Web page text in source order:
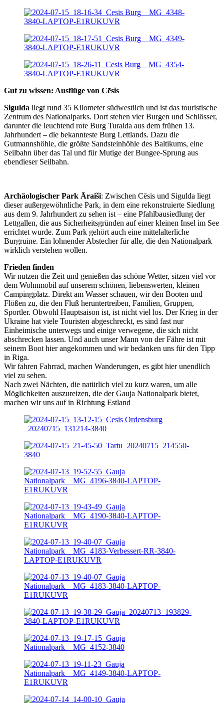
Gut zu wissen: Ausflüge von Cēsis
Sigulda liegt rund 35 Kilometer südwestlich und ist das touristische
Zentrum des Nationalparks. Dort stehen vier Burgen und Schlösser,
darunter die leuchtend rote Burg Turaida aus dem frühen 13.
Jahrhundert – die bekannteste Burg Lettlands. Dazu die
Gutmannshöhle, die größte Sandsteinhöhle des Baltikums, eine
Seilbahn über das Tal und für Mutige der Bungee-Sprung aus
ebendieser Seilbahn.
Archäologischer Park Āraiši: Zwischen Cēsis und Sigulda liegt
dieser außergewöhnliche Park, in dem eine rekonstruierte Siedlung
aus dem 9. Jahrhundert zu sehen ist – eine Pfahlbausiedlung der
Lettgallen, die aus Sicherheitsgründen auf einer kleinen Insel im See
errichtet wurde. Zum Park gehört auch eine mittelalterliche
Burgruine. Ein lohnender Abstecher für alle, die den Nationalpark
wirklich verstehen wollen.
Frieden finden
Wir nutzen die Zeit und genießen das schöne Wetter, sitzen viel vor
dem Wohnmobil auf unserem schönen, liebenswerten, kleinen
Campingplatz. Direkt am Wasser schauen, wir den Booten und
Flößen zu, die den Fluß heruntertreiben, Familien, Gruppen,
Sportler. Obwohl Hauptsaison ist, ist nicht viel los. Der Krieg in der
Ukraine hat viele Touristen abgeschreckt, es sind fast nur
Einheimische unterwegs und einige verwegene, die sich nicht
abschrecken lassen. Und auch unser Mann von der Fähre ist mit
seinem Boot hier angekommen und wir bedanken uns für den Tipp
in Riga.
Wir fahren Fahrrad, machen Wanderungen, es gibt hier unendlich
viel zu sehen.
Nach zwei Nächten, die natürlich viel zu kurz waren, um alle
Möglichkeiten auszureizen, die der Gauja Nationalpark bietet,
machen wir uns auf in Richtung Estland